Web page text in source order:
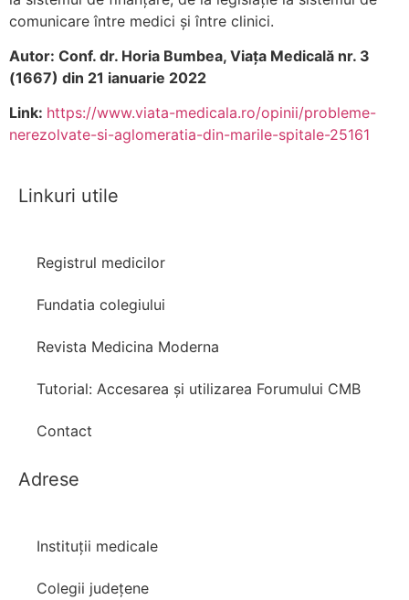
comunicare între medici și între clinici.
Autor: Conf. dr. Horia Bumbea, Viața Medicală nr. 3
(1667) din 21 ianuarie 2022
Link: https://www.viata-medicala.ro/opinii/probleme-
nerezolvate-si-aglomeratia-din-marile-spitale-25161
Adrese
Instituții medicale
Colegii județene
Linkuri utile
Registrul medicilor
Fundatia colegiului
Revista Medicina Moderna
Tutorial: Accesarea și utilizarea Forumului CMB
Contact